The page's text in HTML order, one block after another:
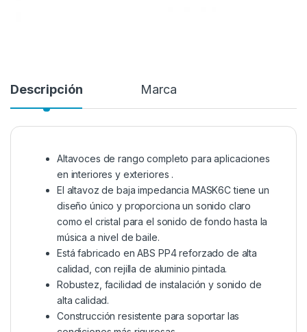
Descripción Marca
Altavoces de rango completo para aplicaciones
en interiores y exteriores .
El altavoz de baja impedancia MASK6C tiene un
diseño único y proporciona un sonido claro
como el cristal para el sonido de fondo hasta la
música a nivel de baile.
Está fabricado en ABS PP4 reforzado de alta
calidad, con rejilla de aluminio pintada.
Robustez, facilidad de instalación y sonido de
alta calidad.
Construcción resistente para soportar las